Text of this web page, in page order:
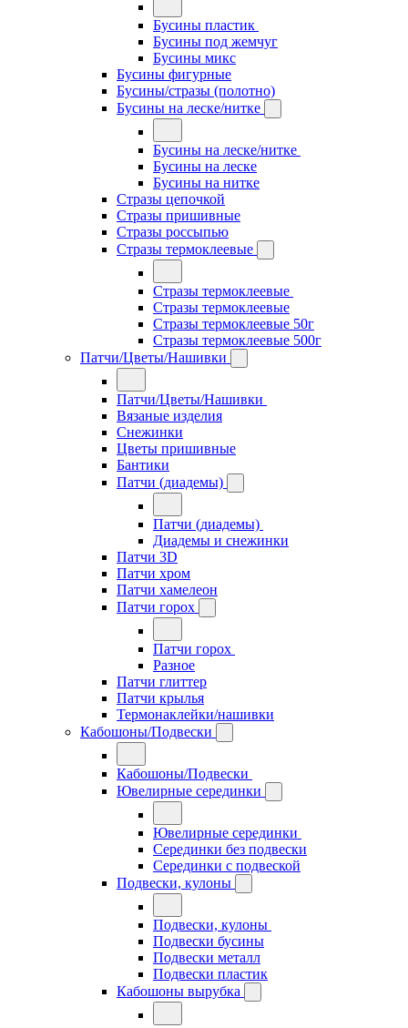
Бусины пластик
Бусины под жемчуг
Бусины микс
Бусины фигурные
Бусины/стразы (полотно)
Бусины на леске/нитке
Бусины на леске/нитке
Бусины на леске
Бусины на нитке
Стразы цепочкой
Стразы пришивные
Стразы россыпью
Стразы термоклеевые
Стразы термоклеевые
Стразы термоклеевые
Стразы термоклеевые 50г
Стразы термоклеевые 500г
Патчи/Цветы/Нашивки
Патчи/Цветы/Нашивки
Вязаные изделия
Снежинки
Цветы пришивные
Бантики
Патчи (диадемы)
Патчи (диадемы)
Диадемы и снежинки
Патчи 3D
Патчи хром
Патчи хамелеон
Патчи горох
Патчи горох
Разное
Патчи глиттер
Патчи крылья
Термонаклейки/нашивки
Кабошоны/Подвески
Кабошоны/Подвески
Ювелирные серединки
Ювелирные серединки
Серединки без подвески
Серединки с подвеской
Подвески, кулоны
Подвески, кулоны
Подвески бусины
Подвески металл
Подвески пластик
Кабошоны вырубка